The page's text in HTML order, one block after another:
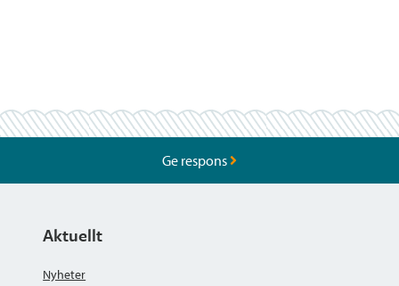
Ge respons
Aktuellt
Nyheter